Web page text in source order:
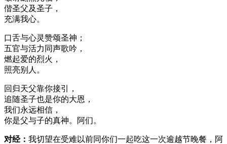
偕圣父及圣子，
充满我心。
口舌与心灵赞颂圣神；
五官与活力同声歌吟，
燃起爱的烈火，
照亮别人。
回归天父靠你接引，
追随圣子也是你的大恩，
我们永远相信，
你是父与子的真神。阿们。
对经： 我切望在受难以前同你们一起吃这一次逾越节晚餐，阿